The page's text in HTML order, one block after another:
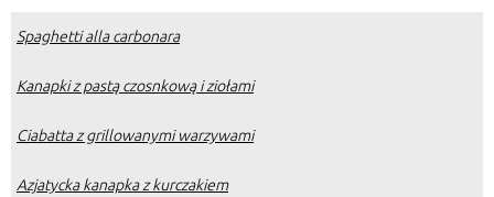
Spaghetti alla carbonara
Kanapki z pastą czosnkową i ziołami
Ciabatta z grillowanymi warzywami
Azjatycka kanapka z kurczakiem